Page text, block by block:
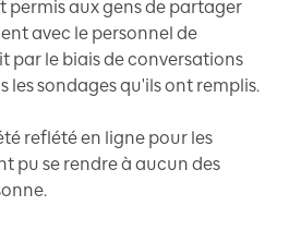
permis aux gens de partager
avec le personnel de
par le biais de conversations
les sondages qu'ils ont remplis.
reflété en ligne pour les
pu se rendre à aucun des